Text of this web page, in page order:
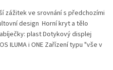
zážitek ve srovnání s předchozími
design Horní kryt a tělo
plast Dotykový displej
ILUMA i ONE Zařízení typu "vše v